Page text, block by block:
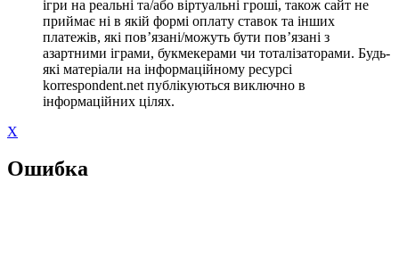
ігри на реальні та/або віртуальні гроші, також сайт не
приймає ні в якій формі оплату ставок та інших
платежів, які пов’язані/можуть бути пов’язані з
азартними іграми, букмекерами чи тоталізаторами. Будь-
які матеріали на інформаційному ресурсі
korrespondent.net публікуються виключно в
інформаційних цілях.
X
Ошибка